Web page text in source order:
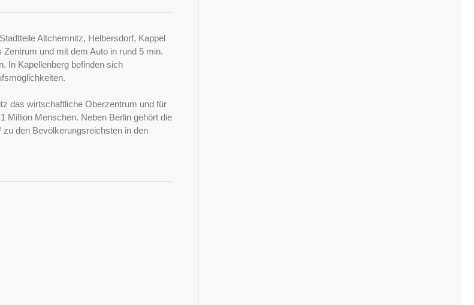
Altchemnitz, Helbersdorf, Kappel
und mit dem Auto in rund 5 min.
In Kapellenberg befinden sich
das wirtschaftliche Oberzentrum und für
Million Menschen. Neben Berlin gehört die
den Bevölkerungsreichsten in den